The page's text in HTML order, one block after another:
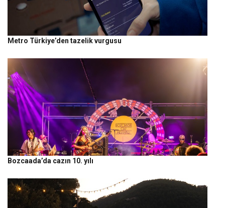
Metro Türkiye’den tazelik vurgusu
Bozcaada’da cazın 10. yılı